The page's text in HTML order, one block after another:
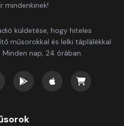
mindenkinek!
küldetése, hogy hiteles
műsorokkal és lelki táplálékkal
nap, 24 órában.